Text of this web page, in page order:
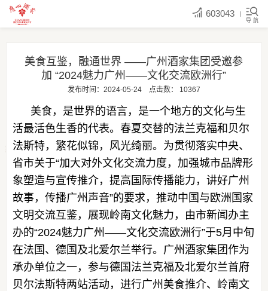
603043
导 航
美食互鉴，融通世界 ——广州酒家集团受邀参
加 “2024魅力广州——文化交流欧洲行”
发布时间：2024-05-24 点击数： 10367
美食，是世界的语言，是一个地方的文化与生
活最活色生香的代表。春夏交替的法兰克福和贝尔
法斯特，繁花似锦，风光绮丽。为贯彻落实中央、
省市关于“加大对外文化交流力度，加强城市品牌形
象塑造与宣传推介，提高国际传播能力，讲好广州
故事，传播广州声音”的要求，推动中国与欧洲国家
文明交流互鉴，展现岭南文化魅力，由市新闻办主
办的“2024魅力广州——文化交流欧洲行”于5月中旬
在法国、德国及北爱尔兰举行。广州酒家集团作为
承办单位之一，参与德国法兰克福及北爱尔兰首府
贝尔法斯特两站活动，进行广州美食推介、岭南文